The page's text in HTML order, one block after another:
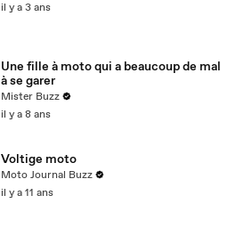
il y a 3 ans
Une fille à moto qui a beaucoup de mal
à se garer
Mister Buzz
il y a 8 ans
Voltige moto
Moto Journal Buzz
il y a 11 ans